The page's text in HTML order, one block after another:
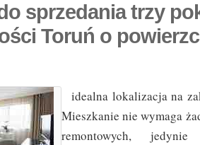
sprzedania trzy
Toruń o
idealna lokalizacja na
Mieszkanie nie wymaga
remontowych,